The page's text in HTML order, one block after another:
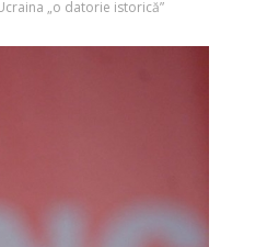
„o datorie istorică”